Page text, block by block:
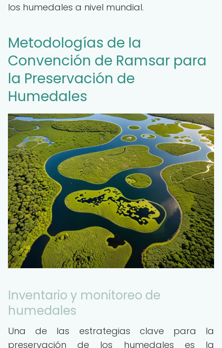
los humedales a nivel mundial.
Metodologías de la
Convención de Ramsar para
la Preservación de
Humedales
Inventario y monitoreo de
humedales
Una de las estrategias clave para la
preservación de los humedales es la